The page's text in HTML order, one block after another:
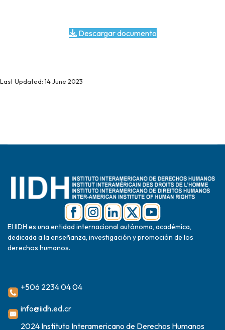
Descargar documento
Last Updated: 14 June 2023
El IIDH es una entidad internacional autónoma, académica,
dedicada a la enseñanza, investigación y promoción de los
derechos humanos.
+506 2234 04 04
info@iidh.ed.cr
2024 Instituto Interamericano de Derechos Humanos